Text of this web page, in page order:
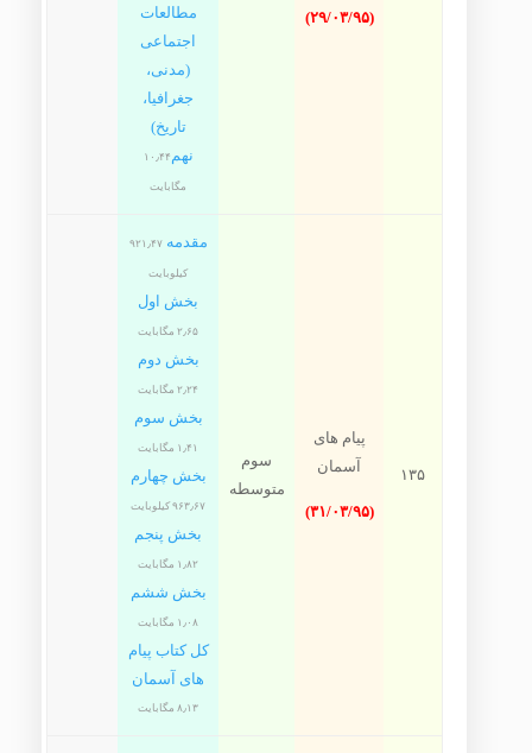
(۲۹/۰۳/۹۵)
مطالعات
اجتماعی
(مدنی،
جغرافیا،
تاریخ)
نهم ۱۰٫۴۴
مگابایت
۱۳۵
پیام های
آسمان
(۳۱/۰۳/۹۵)
سوم
متوسطه
مقدمه ۹۲۱٫۴۷
کیلوبایت
بخش اول
۲٫۶۵ مگابایت
بخش دوم
۲٫۲۴ مگابایت
بخش سوم
۱٫۴۱ مگابایت
بخش چهارم
۹۶۳٫۶۷ کیلوبایت
بخش پنجم
۱٫۸۲ مگابایت
بخش ششم
۱٫۰۸ مگابایت
کل کتاب پیام
های آسمان
۸٫۱۳ مگابایت